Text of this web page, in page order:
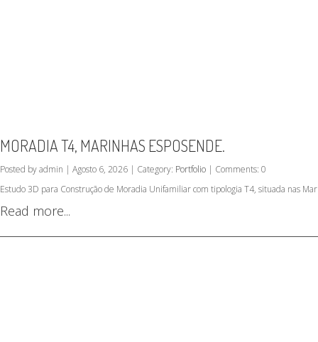
MORADIA T4, MARINHAS ESPOSENDE.
Posted by admin | Agosto 6, 2026 | Category: Portfolio | Comments: 0
Estudo 3D para Construção de Moradia Unifamiliar com tipologia T4, situada nas
Read more...